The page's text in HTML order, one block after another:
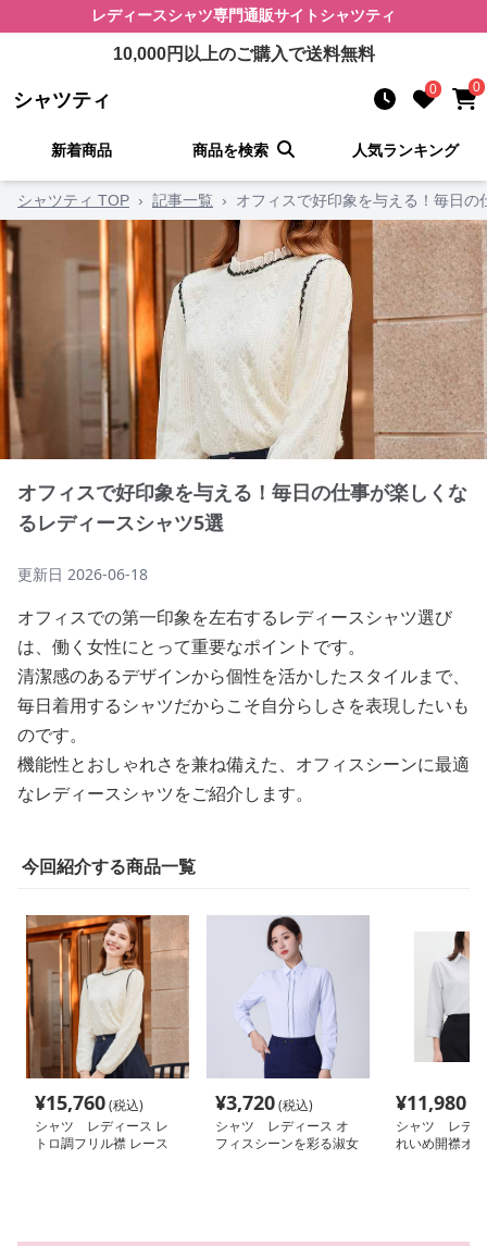
レディースシャツ専門通販サイト シャツティ
10,000円以上のご購入で送料無料
シャツティ 0 0
新着商品 商品を検索 人気ランキング
シャツティ TOP › 記事一覧 › オフィスで好印象を与える！毎日
オフィスで好印象を与える！毎日の仕事が楽しくな
るレディースシャツ5選
更新日 2026-06-18
オフィスでの第一印象を左右するレディースシャツ選び
は、働く女性にとって重要なポイントです。
清潔感のあるデザインから個性を活かしたスタイルまで、
毎日着用するシャツだからこそ自分らしさを表現したいも
のです。
機能性とおしゃれさを兼ね備えた、オフィスシーンに最適
なレディースシャツをご紹介します。
今回紹介する商品一覧
¥15,760(税込)
シャツ レディース レ
トロ調フリル襟 レース
¥3,720(税込)
シャツ レディース オ
フィスシーンを彩る淑女
¥11,980
シャツ レデ
れいめ開襟オ